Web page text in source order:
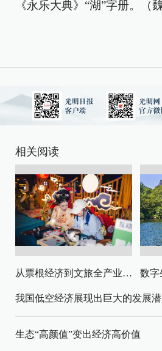
《永乐大典》“湖”字册。（
相关阅读
从票根经济到文旅全产业链升级
我国低空经济展现出巨大的发展潜
生态“高颜值”变出经济高价值